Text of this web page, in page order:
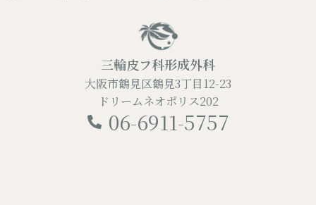
三輪皮フ科形成外科
大阪市鶴見区鶴見3丁目12-23
ドリームネオポリス202
06-6911-5757